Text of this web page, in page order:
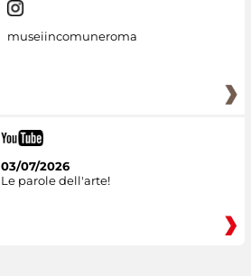
museiincomuneroma
03/07/2026
Le parole dell'arte!